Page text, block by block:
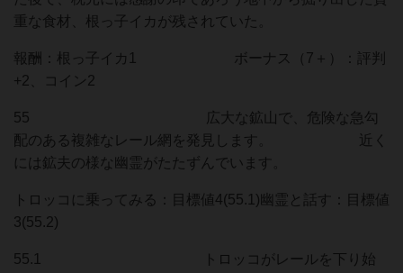
重な食材、根っ子イカが残されていた。
報酬：根っ子イカ1 ボーナス（7＋）：評判
+2、コイン2
55 広大な鉱山で、危険な急勾
配のある複雑なレール網を発見します。 近く
には鉱夫の様な幽霊がたたずんでいます。
トロッコに乗ってみる：目標値4(55.1)幽霊と話す：目標値
3(55.2)
55.1 トロッコがレールを下り始